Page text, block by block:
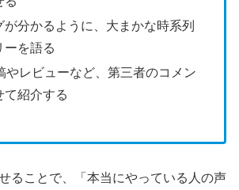
が分かるように、大まかな時系列
ーを語る
やレビューなど、第三者のコメン
て紹介する
ることで、「本当にやっている人の声